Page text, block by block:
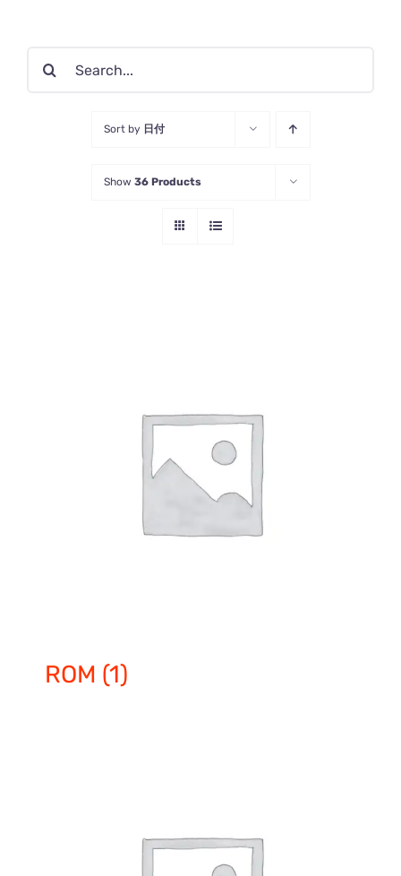
Sort by 日付
Show 36 Products
ROM (1)